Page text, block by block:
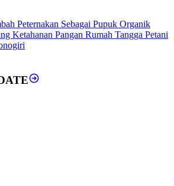
Peternakan Sebagai Pupuk Organik
Ketahanan Pangan Rumah Tangga Petani